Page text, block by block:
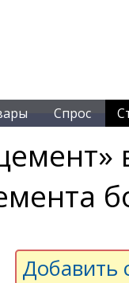
Спрос
Добавить